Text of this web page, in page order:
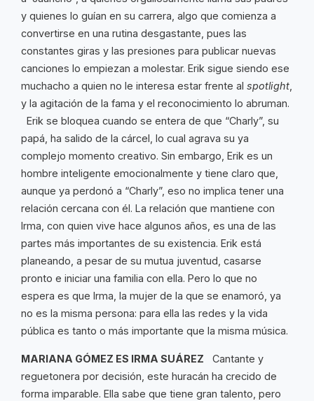
y quienes lo guían en su carrera, algo que comienza a
convertirse en una rutina desgastante, pues las
constantes giras y las presiones para publicar nuevas
canciones lo empiezan a molestar. Erik sigue siendo ese
muchacho a quien no le interesa estar frente al spotlight
y la agitación de la fama y el reconocimiento lo abruman.
Erik se bloquea cuando se entera de que “Charly”, su
papá, ha salido de la cárcel, lo cual agrava su ya
complejo momento creativo. Sin embargo, Erik es un
hombre inteligente emocionalmente y tiene claro que,
aunque ya perdonó a “Charly”, eso no implica tener una
relación cercana con él. La relación que mantiene con
Irma, con quien vive hace algunos años, es una de las
partes más importantes de su existencia. Erik está
planeando, a pesar de su mutua juventud, casarse
pronto e iniciar una familia con ella. Pero lo que no
espera es que Irma, la mujer de la que se enamoró, ya
no es la misma persona: para ella las redes y la vida
pública es tanto o más importante que la misma música.
MARIANA GÓMEZ ES IRMA SUÁREZ Cantante y
reguetonera por decisión, este huracán ha crecido de
forma imparable. Ella sabe que tiene gran talento, pero